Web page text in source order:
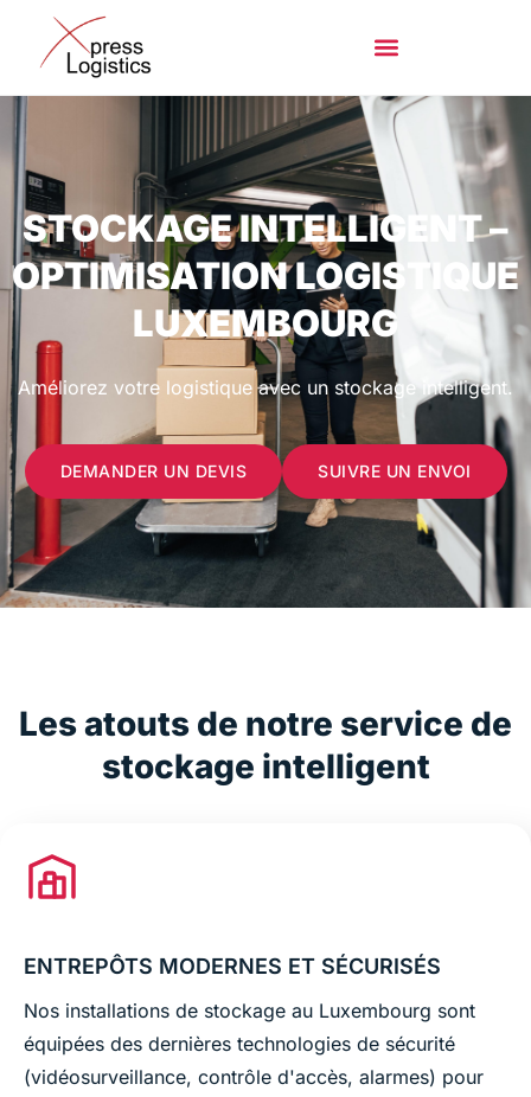
STOCKAGE INTELLIGENT –
OPTIMISATION LOGISTIQUE
LUXEMBOURG
Améliorez votre logistique avec un stockage intelligent.
DEMANDER UN DEVIS SUIVRE UN ENVOI
Les atouts de notre service de
stockage intelligent
ENTREPÔTS MODERNES ET SÉCURISÉS
Nos installations de stockage au Luxembourg sont
équipées des dernières technologies de sécurité
(vidéosurveillance, contrôle d'accès, alarmes) pour